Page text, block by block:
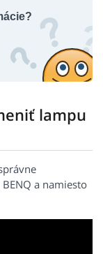
lampu
a namiesto